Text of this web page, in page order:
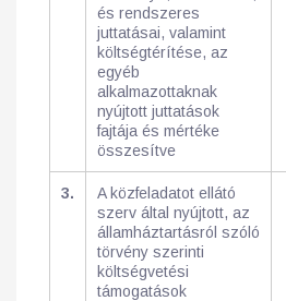
és rendszeres
juttatásai, valamint
költségtérítése, az
egyéb
alkalmazottaknak
nyújtott juttatások
fajtája és mértéke
összesítve
3.
A közfeladatot ellátó
szerv által nyújtott, az
államháztartásról szóló
törvény szerinti
költségvetési
támogatások